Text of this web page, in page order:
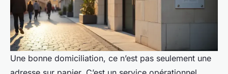
Une bonne domiciliation, ce n’est pas seulement une